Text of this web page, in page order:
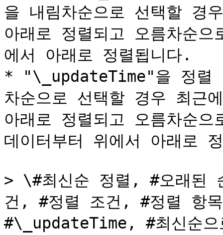
을 내림차순으로 선택할 경
아래로 정렬되고 오름차순
에서 아래로 정렬됩니다.
* "\_updateTime"을 정렬
차순으로 선택할 경우 최근
아래로 정렬되고 오름차순
데이터부터 위에서 아래로
> \#최신순 정렬, #오래된
건, #정렬 조건, #정렬 항
#\_updateTime, #최신순